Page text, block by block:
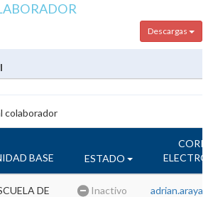
Descargas
colaborador
BASE ESTADO
DE
Inactivo